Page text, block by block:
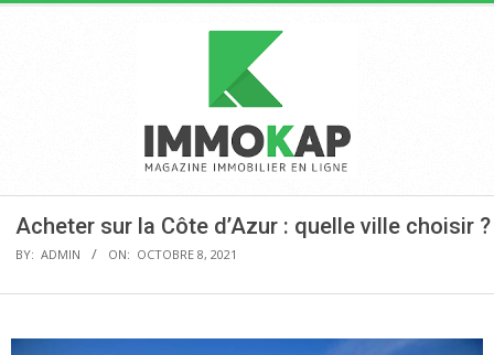
IMMOKAP
Navigation
Menu
Acheter sur la Côte d’Azur : quelle ville choisir ?
BY: ADMIN ON: OCTOBRE 8, 2021